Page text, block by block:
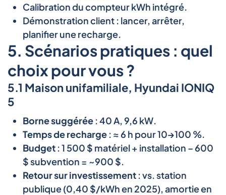
Calibration du compteur kWh intégré.
Démonstration client : lancer, arrêter,
planifier une recharge.
5. Scénarios pratiques : quel
choix pour vous ?
5.1 Maison unifamiliale, Hyundai IONIQ
5
Borne suggérée : 40 A, 9,6 kW.
Temps de recharge : ≈ 6 h pour 10→100 %.
Budget : 1 500 $ matériel + installation – 600
$ subvention = ~900 $.
Retour sur investissement : vs. station
publique (0,40 $/kWh en 2025), amortie en